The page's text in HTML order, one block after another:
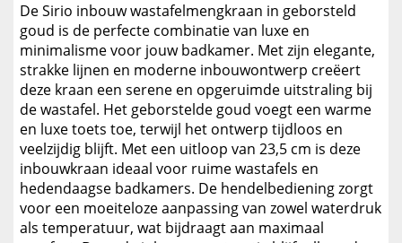
De Sirio inbouw wastafelmengkraan in geborsteld
goud is de perfecte combinatie van luxe en
minimalisme voor jouw badkamer. Met zijn elegante,
strakke lijnen en moderne inbouwontwerp creëert
deze kraan een serene en opgeruimde uitstraling bij
de wastafel. Het geborstelde goud voegt een warme
en luxe toets toe, terwijl het ontwerp tijdloos en
veelzijdig blijft. Met een uitloop van 23,5 cm is deze
inbouwkraan ideaal voor ruime wastafels en
hedendaagse badkamers. De hendelbediening zorgt
voor een moeiteloze aanpassing van zowel waterdruk
als temperatuur, wat bijdraagt aan maximaal